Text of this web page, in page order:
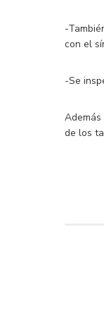
-
con el
-Se
de los